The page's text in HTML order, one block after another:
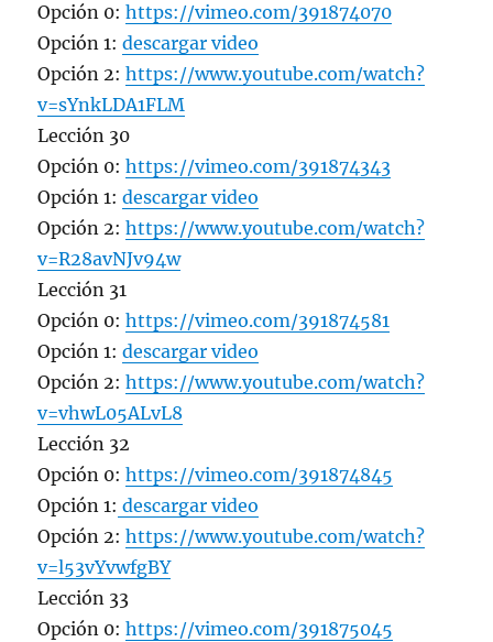
Opción 0:https://vimeo.com/391874070
Opción 1:descargar video
Opción 2:https://www.youtube.com/watch?
v=sYnkLDA1FLM
Lección 30
Opción 0:https://vimeo.com/391874343
Opción 1:descargar video
Opción 2:https://www.youtube.com/watch?
v=R28avNJv94w
Lección 31
Opción 0:https://vimeo.com/391874581
Opción 1:descargar video
Opción 2:https://www.youtube.com/watch?
v=vhwL05ALvL8
Lección 32
Opción 0:https://vimeo.com/391874845
Opción 1: descargar video
Opción 2:https://www.youtube.com/watch?
v=l53vYvwfgBY
Lección 33
Opción 0:https://vimeo.com/391875045